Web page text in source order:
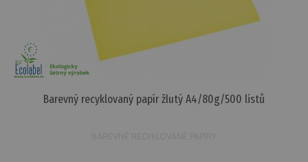
Barevný recyklovaný papír žlutý A4/80g/500 listů